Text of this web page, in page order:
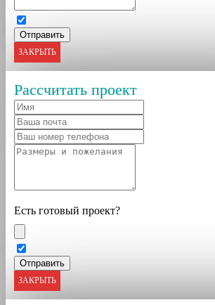
ЗАКРЫТЬ
Рассчитать проект
Есть готовый проект?
ЗАКРЫТЬ